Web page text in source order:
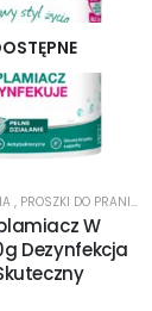
DO DEZYNFEKCJI
, PROSZKI DO PRANIA
W
Dezynfekcja